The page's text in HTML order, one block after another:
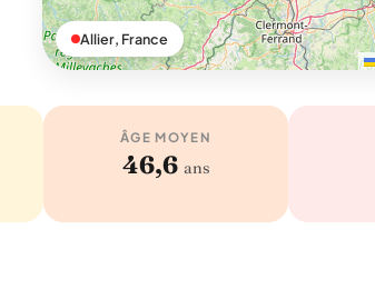
Allier, France
ÂGE MOYEN
46,6 ans